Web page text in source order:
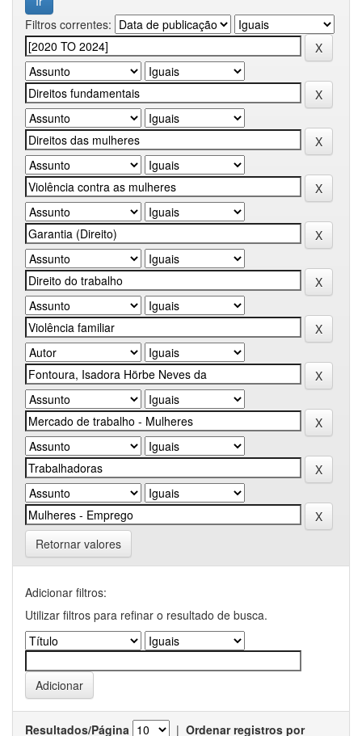
Filtros correntes:
Retornar valores
Adicionar filtros:
Utilizar filtros para refinar o resultado de busca.
Resultados/Página | Ordenar registros por